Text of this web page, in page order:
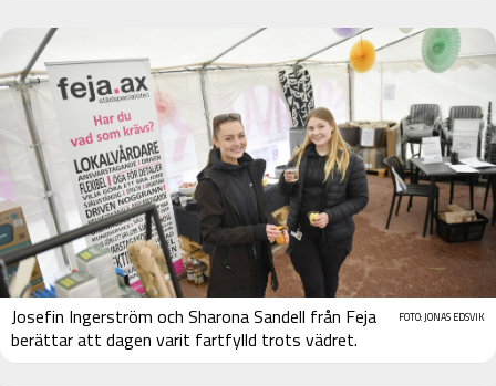
FOTO: JONAS EDSVIK
Josefin Ingerström och Sharona Sandell från Feja
berättar att dagen varit fartfylld trots vädret.